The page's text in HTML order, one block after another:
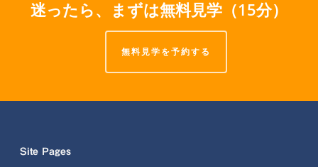
迷ったら、まずは無料見学（15分）
無料見学を予約する
Site Pages